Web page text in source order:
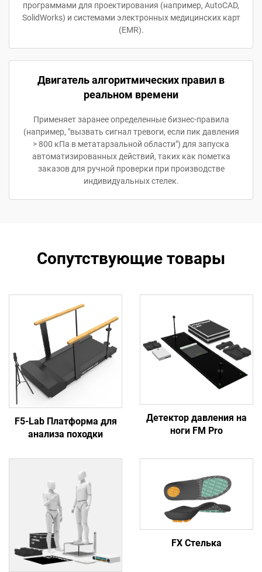
программами для проектирования (например, AutoCAD,
SolidWorks) и системами электронных медицинских карт
(EMR).
Двигатель алгоритмических правил в
реальном времени
Применяет заранее определенные бизнес-правила
(например, "вызвать сигнал тревоги, если пик давления
> 800 кПа в метатарзальной области") для запуска
автоматизированных действий, таких как пометка
заказов для ручной проверки при производстве
индивидуальных стелек.
Сопутствующие товары
F5-Lab Платформа для
анализа походки
Детектор давления на
ноги FM Pro
FX Стелька